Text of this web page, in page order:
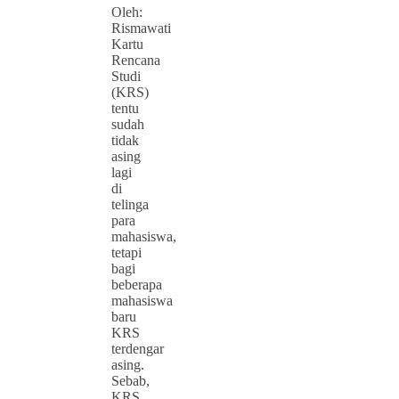
Oleh:
Rismawati
Kartu
Rencana
Studi
(KRS)
tentu
sudah
tidak
asing
lagi
di
telinga
para
mahasiswa,
tetapi
bagi
beberapa
mahasiswa
baru
KRS
terdengar
asing.
Sebab,